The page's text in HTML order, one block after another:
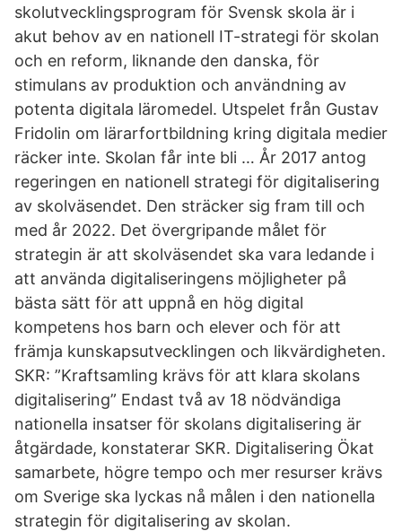
skolutvecklingsprogram för Svensk skola är i
akut behov av en nationell IT-strategi för skolan
och en reform, liknande den danska, för
stimulans av produktion och användning av
potenta digitala läromedel. Utspelet från Gustav
Fridolin om lärarfortbildning kring digitala medier
räcker inte. Skolan får inte bli … År 2017 antog
regeringen en nationell strategi för digitalisering
av skolväsendet. Den sträcker sig fram till och
med år 2022. Det övergripande målet för
strategin är att skolväsendet ska vara ledande i
att använda digitaliseringens möjligheter på
bästa sätt för att uppnå en hög digital
kompetens hos barn och elever och för att
främja kunskapsutvecklingen och likvärdigheten.
SKR: ”Kraftsamling krävs för att klara skolans
digitalisering” Endast två av 18 nödvändiga
nationella insatser för skolans digitalisering är
åtgärdade, konstaterar SKR. Digitalisering Ökat
samarbete, högre tempo och mer resurser krävs
om Sverige ska lyckas nå målen i den nationella
strategin för digitalisering av skolan.